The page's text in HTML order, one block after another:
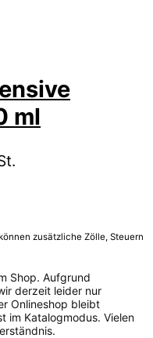
ml
zusätzliche Zölle, Steuern
Shop. Aufgrund
derzeit leider nur
Onlineshop bleibt
im Katalogmodus. Vielen